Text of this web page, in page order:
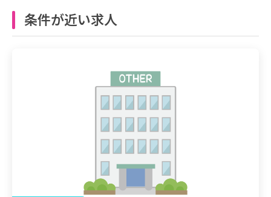
条件が近い求人